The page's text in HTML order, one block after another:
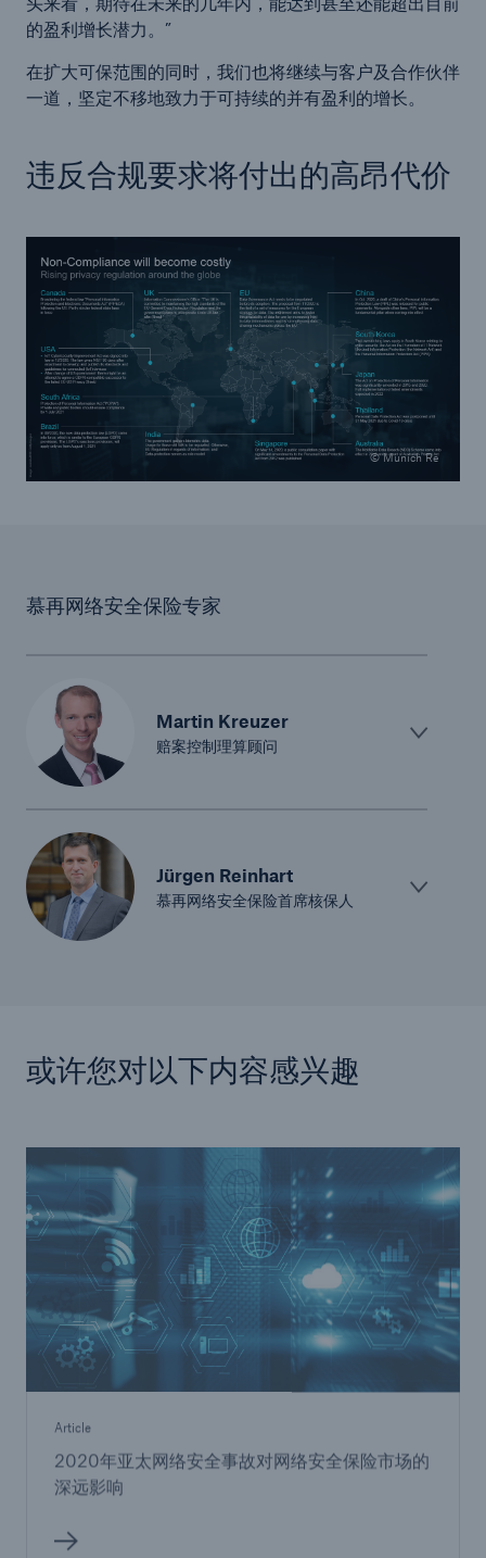
的盈利增长潜力。”
在扩大可保范围的同时，我们也将继续与客户及合作伙伴
一道，坚定不移地致力于可持续的并有盈利的增长。
违反合规要求将付出的高昂代价
© Munich Re
慕再网络安全保险专家
Martin Kreuzer
赔案控制理算顾问
Jürgen Reinhart
慕再网络安全保险首席核保人
或许您对以下内容感兴趣
Article
2020年亚太网络安全事故对网络安全保险市场的
深远影响